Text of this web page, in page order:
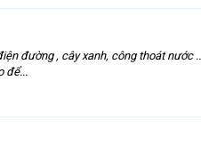
đường , cây xanh, công thoát
để...